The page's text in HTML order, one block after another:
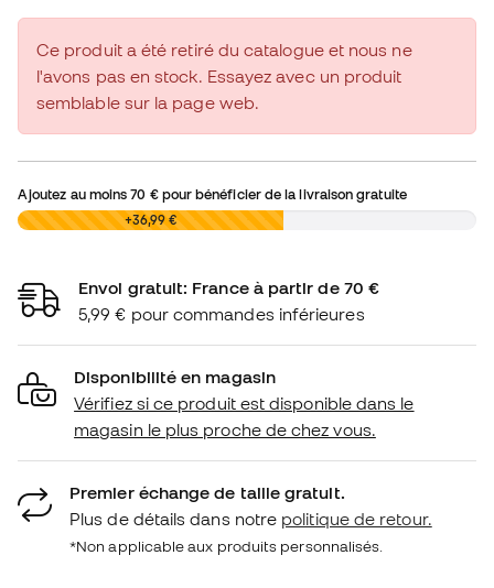
Ce produit a été retiré du catalogue et nous ne
l'avons pas en stock. Essayez avec un produit
semblable sur la page web.
Ajoutez au moins70 €pour bénéficier de la livraison gratuite
0,00 € +36,99 €
Envoi gratuit: France à partir de 70 €
5,99 € pour commandes inférieures
Disponibilité en magasin
Vérifiez si ce produit est disponible dans le
magasin le plus proche de chez vous.
Premier échange de taille gratuit.
Plus de détails dans notre politique de retour.
*Non applicable aux produits personnalisés.